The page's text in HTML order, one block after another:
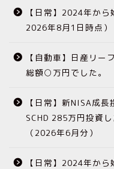
【日常】2024年か
2026年8月1日時点）
【自動車】日産リー
総額○万円でした。
【日常】新NISA成
SCHD 285万円投資
（2026年6月分）
【日常】2024年か